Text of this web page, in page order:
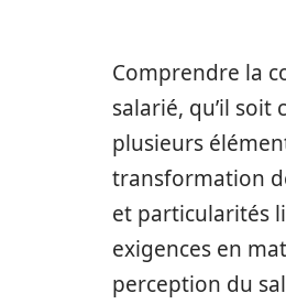
Comprendre la
salarié, qu’il
plusieurs
transformation
et particularités
exigences en
perception du